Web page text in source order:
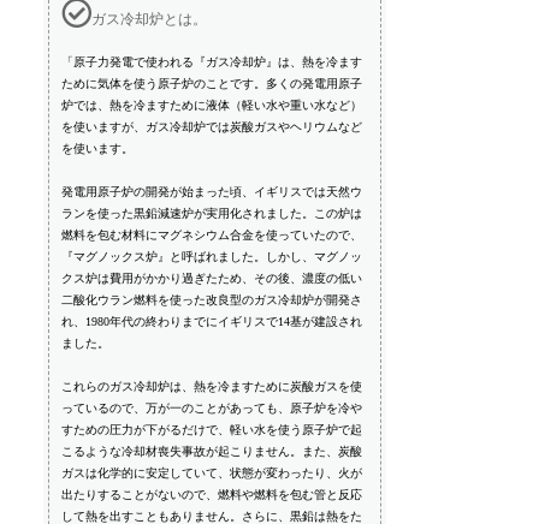
ガス冷却炉とは。
「原子力発電で使われる『ガス冷却炉』は、熱を冷ます
ために気体を使う原子炉のことです。多くの発電用原子
炉では、熱を冷ますために液体（軽い水や重い水など）
を使いますが、ガス冷却炉では炭酸ガスやヘリウムなど
を使います。
発電用原子炉の開発が始まった頃、イギリスでは天然ウ
ランを使った黒鉛減速炉が実用化されました。この炉は
燃料を包む材料にマグネシウム合金を使っていたので、
『マグノックス炉』と呼ばれました。しかし、マグノッ
クス炉は費用がかかり過ぎたため、その後、濃度の低い
二酸化ウラン燃料を使った改良型のガス冷却炉が開発さ
れ、1980年代の終わりまでにイギリスで14基が建設され
ました。
これらのガス冷却炉は、熱を冷ますために炭酸ガスを使
っているので、万が一のことがあっても、原子炉を冷や
すための圧力が下がるだけで、軽い水を使う原子炉で起
こるような冷却材喪失事故が起こりません。また、炭酸
ガスは化学的に安定していて、状態が変わったり、火が
出たりすることがないので、燃料や燃料を包む管と反応
して熱を出すこともありません。さらに、黒鉛は熱をた